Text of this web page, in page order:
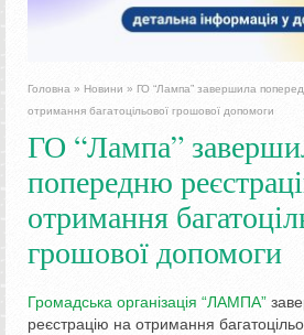
Головна » Новини » ГО “Лампа” завершила
отримання багатоцільової грошової допомоги
ГО “Лампа”
попередню
отримання
грошової допомоги
Громадська організація “ЛАМПА”
реєстрацію на отримання